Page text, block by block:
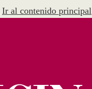
Ir al contenido principal